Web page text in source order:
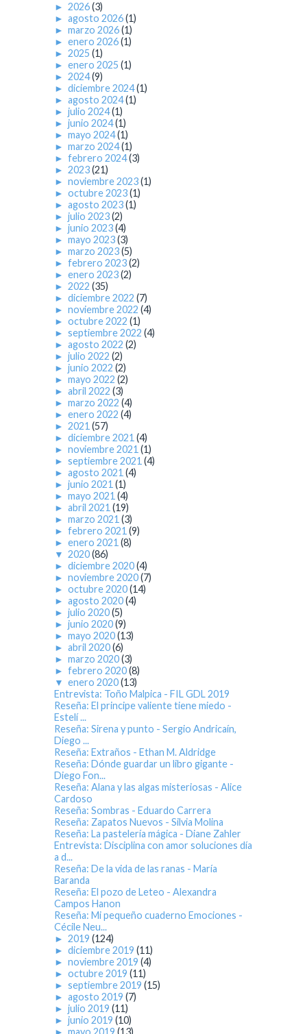
► 2026(3)
► agosto 2026(1)
► marzo 2026(1)
► enero 2026(1)
► 2025 (1)
► enero 2025 (1)
► 2024(9)
► diciembre 2024(1)
► agosto 2024(1)
► julio 2024(1)
► junio 2024(1)
► mayo 2024(1)
► marzo 2024(1)
► febrero 2024(3)
► 2023(21)
► noviembre 2023(1)
► octubre 2023(1)
► agosto 2023(1)
► julio 2023(2)
► junio 2023(4)
► mayo 2023(3)
► marzo 2023(5)
► febrero 2023(2)
► enero 2023(2)
► 2022 (35)
► diciembre 2022 (7)
► noviembre 2022 (4)
► octubre 2022 (1)
► septiembre 2022 (4)
► agosto 2022 (2)
► julio 2022 (2)
► junio 2022 (2)
► mayo 2022 (2)
► abril 2022 (3)
► marzo 2022 (4)
► enero 2022 (4)
► 2021(57)
► diciembre 2021(4)
► noviembre 2021(1)
► septiembre 2021(4)
► agosto 2021(4)
► junio 2021(1)
► mayo 2021(4)
► abril 2021(19)
► marzo 2021(3)
► febrero 2021(9)
► enero 2021(8)
▼ 2020(86)
► diciembre 2020(4)
► noviembre 2020(7)
► octubre 2020(14)
► agosto 2020(4)
► julio 2020(5)
► junio 2020(9)
► mayo 2020(13)
► abril 2020(6)
► marzo 2020(3)
► febrero 2020(8)
▼ enero 2020(13)
Entrevista: Toño Malpica - FIL GDL 2019
Reseña: El principe valiente tiene miedo -
Estelí ...
Reseña: Sirena y punto - Sergio Andricaín,
Diego ...
Reseña: Extraños - Ethan M. Aldridge
Reseña: Dónde guardar un libro gigante -
Diego Fon...
Reseña: Alana y las algas misteriosas - Alice
Cardoso
Reseña: Sombras - Eduardo Carrera
Reseña: Zapatos Nuevos - Silvia Molina
Reseña: La pastelería mágica - Diane Zahler
Entrevista: Disciplina con amor soluciones día
a d...
Reseña: De la vida de las ranas - María
Baranda
Reseña: El pozo de Leteo - Alexandra
Campos Hanon
Reseña: Mi pequeño cuaderno Emociones -
Cécile Neu...
► 2019 (124)
► diciembre 2019 (11)
► noviembre 2019 (4)
► octubre 2019 (11)
► septiembre 2019 (15)
► agosto 2019 (7)
► julio 2019 (11)
► junio 2019 (10)